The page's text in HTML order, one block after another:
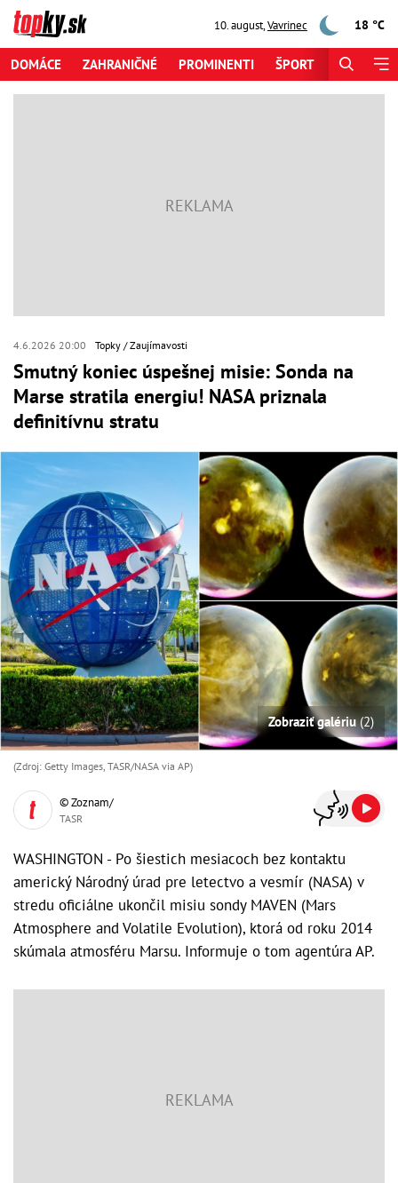
10. august,Vavrinec 18 °C
DOMÁCE ZAHRANIČNÉ PROMINENTI ŠPORT
4.6.2026 20:00 Topky Zaujímavosti
Smutný koniec úspešnej misie: Sonda na
Marse stratila energiu! NASA priznala
definitívnu stratu
Zobraziť galériu(2)
(Zdroj: Getty Images, TASR/NASA via AP)
© Zoznam/
TASR
WASHINGTON - Po šiestich mesiacoch bez kontaktu
americký Národný úrad pre letectvo a vesmír (NASA) v
stredu oficiálne ukončil misiu sondy MAVEN (Mars
Atmosphere and Volatile Evolution), ktorá od roku 2014
skúmala atmosféru Marsu. Informuje o tom agentúra AP.